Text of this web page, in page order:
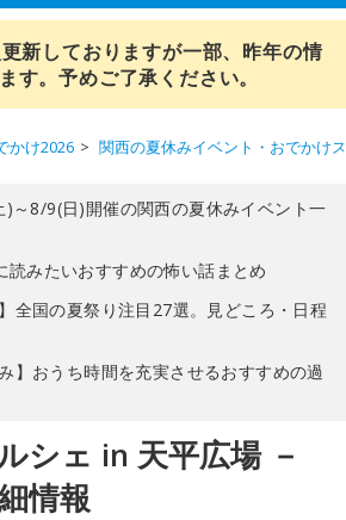
新しておりますが一部、昨年の情
す。予めご了承ください。
かけ2026 関西の夏休みイベント・おでかけ
)～8/9(日)開催の関西の夏休みイベント一
読みたいおすすめの怖い話まとめ
全国の夏祭り注目27選。見どころ・日程
】おうち時間を充実させるおすすめの過
シェ in 天平広場 －
情報